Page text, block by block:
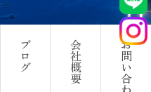
ブ
ロ
グ
会
社
概
要
お
問
い
合